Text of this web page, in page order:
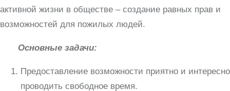
активной жизни в обществе – создание равных прав и
возможностей для пожилых людей.
Основные задачи:
Предоставление возможности приятно и интересно
проводить свободное время.